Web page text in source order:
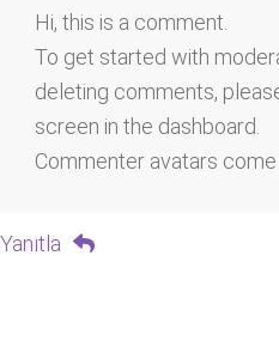
Hi, this is a comment.
To get started with
deleting comments,
screen in the dashboard.
Commenter avatars
Yanıtla